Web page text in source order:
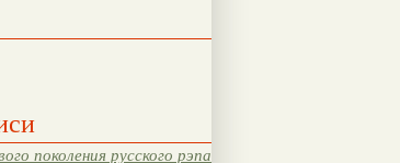
поколения русского рэпа